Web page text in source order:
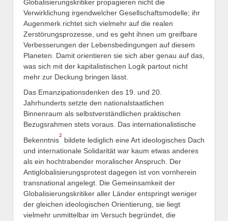
Globalisierungskritiker propagieren nicht die
Verwirklichung irgendwelcher Gesellschaftsmodelle; ihr
Augenmerk richtet sich vielmehr auf die realen
Zerstörungsprozesse, und es geht ihnen um greifbare
Verbesserungen der Lebensbedingungen auf diesem
Planeten. Damit orientieren sie sich aber genau auf das,
was sich mit der kapitalistischen Logik partout nicht
mehr zur Deckung bringen lässt.
Das Emanzipationsdenken des 19. und 20.
Jahrhunderts setzte den nationalstaatlichen
Binnenraum als selbstverständlichen praktischen
Bezugsrahmen stets voraus. Das internationalistische
Bekenntnis
2
bildete lediglich eine Art ideologisches Dach
und internationale Solidarität war kaum etwas anderes
als ein hochtrabender moralischer Anspruch. Der
Antiglobalisierungsprotest dagegen ist von vornherein
transnational angelegt. Die Gemeinsamkeit der
Globalisierungskritiker aller Länder entspringt weniger
der gleichen ideologischen Orientierung, sie liegt
vielmehr unmittelbar im Versuch begründet, die